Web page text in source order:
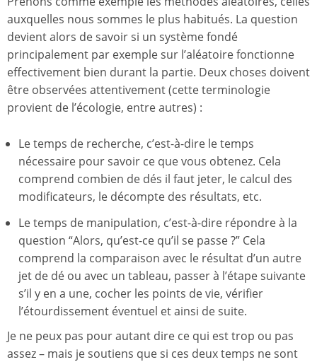
auxquelles nous sommes le plus habitués. La question
devient alors de savoir si un système fondé
principalement par exemple sur l’aléatoire fonctionne
effectivement bien durant la partie. Deux choses doivent
être observées attentivement (cette terminologie
provient de l’écologie, entre autres) :
Le temps de recherche, c’est-à-dire le temps
nécessaire pour savoir ce que vous obtenez. Cela
comprend combien de dés il faut jeter, le calcul des
modificateurs, le décompte des résultats, etc.
Le temps de manipulation, c’est-à-dire répondre à la
question “Alors, qu’est-ce qu’il se passe ?” Cela
comprend la comparaison avec le résultat d’un autre
jet de dé ou avec un tableau, passer à l’étape suivante
s’il y en a une, cocher les points de vie, vérifier
l’étourdissement éventuel et ainsi de suite.
Je ne peux pas pour autant dire ce qui est trop ou pas
assez – mais je soutiens que si ces deux temps ne sont